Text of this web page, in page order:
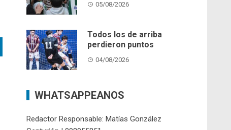
05/08/2026
Todos los de arriba
perdieron puntos
04/08/2026
WHATSAPPEANOS
Redactor Responsable: Matías González